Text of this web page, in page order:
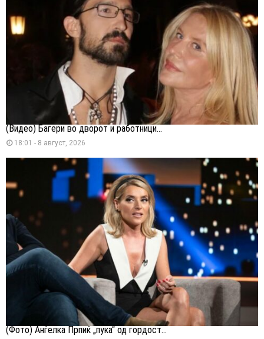
(Видео) Багери во дворот и работници...
18:01 - 8 август, 2026
(Фото) Анѓелка Прпиќ „пука“ од гордост...